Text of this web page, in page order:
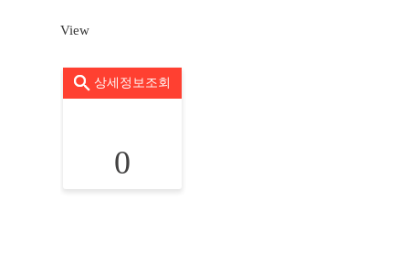
View
상세정보조회
0